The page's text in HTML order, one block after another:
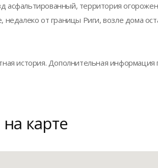
асфальтированный, территория
недалеко от границы Риги, возле дома
история. Дополнительная информация
карте